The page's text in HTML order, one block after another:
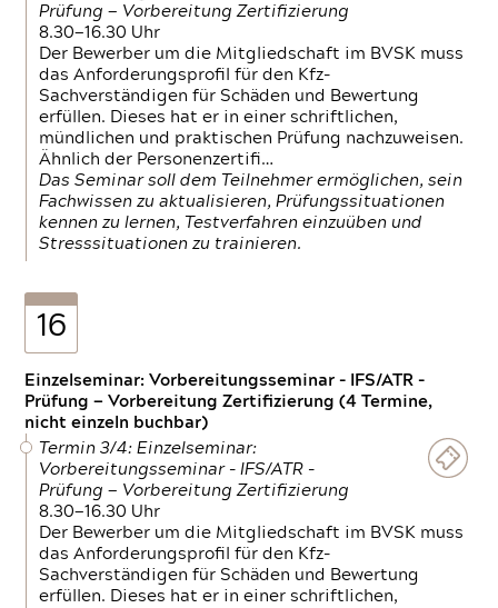
Prüfung — Vorbereitung Zertifizierung
8.30—16.30 Uhr
Der Bewerber um die Mitgliedschaft im BVSK muss
das Anforderungsprofil für den Kfz-
Sachverständigen für Schäden und Bewertung
erfüllen. Dieses hat er in einer schriftlichen,
mündlichen und praktischen Prüfung nachzuweisen.
Ähnlich der Personenzertifi…
Das Seminar soll dem Teilnehmer ermöglichen, sein
Fachwissen zu aktualisieren, Prüfungssituationen
kennen zu lernen, Testverfahren einzuüben und
Stresssituationen zu trainieren.
16
Einzelseminar: Vorbereitungsseminar - IFS/ATR -
Prüfung — Vorbereitung Zertifizierung (4 Termine,
nicht einzeln buchbar)
Termin 3/4: Einzelseminar:
Vorbereitungsseminar - IFS/ATR -
Prüfung — Vorbereitung Zertifizierung
8.30—16.30 Uhr
Der Bewerber um die Mitgliedschaft im BVSK muss
das Anforderungsprofil für den Kfz-
Sachverständigen für Schäden und Bewertung
erfüllen. Dieses hat er in einer schriftlichen,